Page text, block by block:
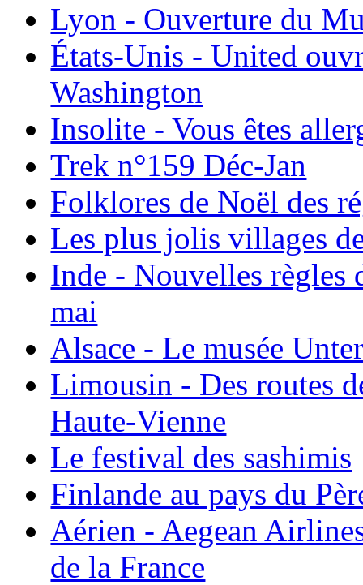
Lyon - Ouverture du
États-Unis - United
Washington
Insolite - Vous êtes
Trek n°159 Déc-Jan
Folklores de Noël des
Les plus jolis villages
Inde - Nouvelles règles
mai
Alsace - Le musée
Limousin - Des routes
Haute-Vienne
Le festival des sashimis
Finlande au pays du
Aérien - Aegean
de la France